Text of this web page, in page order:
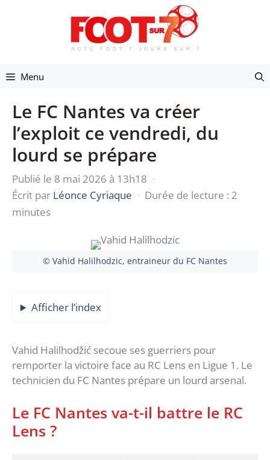
Menu
Le FC Nantes va créer
l’exploit ce vendredi, du
lourd se prépare
Publié le 8 mai 2026 à 13h18 ·
Écrit par Léonce Cyriaque · Durée de lecture : 2
minutes
© Vahid Halilhodzic, entraineur du FC Nantes
Afficher l’index
Vahid Halilhodžić secoue ses guerriers pour
remporter la victoire face au RC Lens en Ligue 1. Le
technicien du FC Nantes prépare un lourd arsenal.
Le FC Nantes va-t-il battre le RC
Lens ?